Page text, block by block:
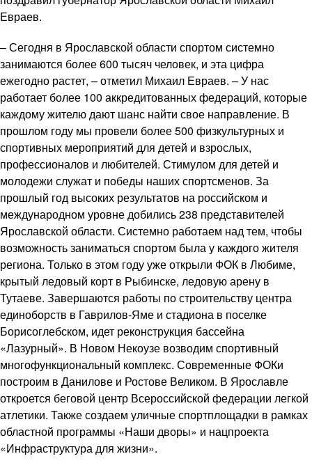
Евраев.
– Сегодня в Ярославской области спортом системно
занимаются более 600 тысяч человек, и эта цифра
ежегодно растет, – отметил Михаил Евраев. – У нас
работает более 100 аккредитованных федераций, которые
каждому жителю дают шанс найти свое направление. В
прошлом году мы провели более 500 физкультурных и
спортивных мероприятий для детей и взрослых,
профессионалов и любителей. Стимулом для детей и
молодежи служат и победы наших спортсменов. За
прошлый год высоких результатов на российском и
международном уровне добились 238 представителей
Ярославской области. Системно работаем над тем, чтобы
возможность заниматься спортом была у каждого жителя
региона. Только в этом году уже открыли ФОК в Любиме,
крытый ледовый корт в Рыбинске, ледовую арену в
Тутаеве. Завершаются работы по строительству центра
единоборств в Гаврилов-Яме и стадиона в поселке
Борисоглебском, идет реконструкция бассейна
«Лазурный». В Новом Некоузе возводим спортивный
многофункциональный комплекс. Современные ФОКи
построим в Данилове и Ростове Великом. В Ярославле
откроется беговой центр Всероссийской федерации легкой
атлетики. Также создаем уличные спортплощадки в рамках
областной программы «Наши дворы» и нацпроекта
«Инфраструктура для жизни».